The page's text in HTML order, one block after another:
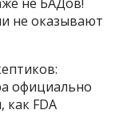
не оказывают
официально
FDA